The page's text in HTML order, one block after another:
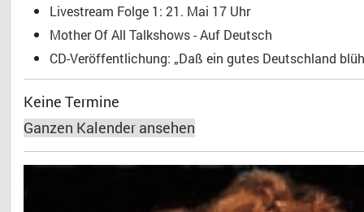
Livestream Folge 1: 21. Mai 17 Uhr
Mother Of All Talkshows - Auf Deutsch
CD-Veröffentlichung: „Daß ein gutes Deutschland
Keine Termine
Ganzen Kalender ansehen